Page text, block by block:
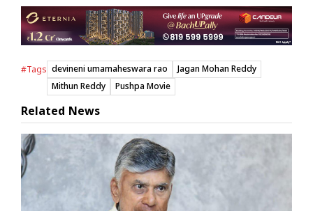
#Tags devineni umamaheswara rao
Jagan Mohan Reddy
Mithun Reddy
Pushpa Movie
Related News